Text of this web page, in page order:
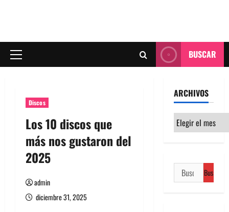
Menú
BUSCAR
Discos
Los 10 discos que
más nos gustaron del
2025
admin
diciembre 31, 2025
ARCHIVOS
Archivos
Buscar: